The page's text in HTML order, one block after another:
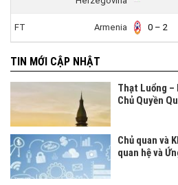
FT Armenia 0 – 2
TIN MỚI CẬP NHẬT
Thạt Luổng –
Chủ Quyền
Chủ quan và
quan hệ và